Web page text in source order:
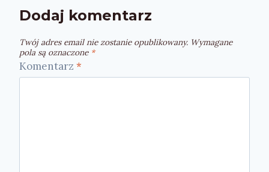
Dodaj komentarz
Twój adres email nie zostanie opublikowany. Wymagane
pola są oznaczone *
Komentarz *